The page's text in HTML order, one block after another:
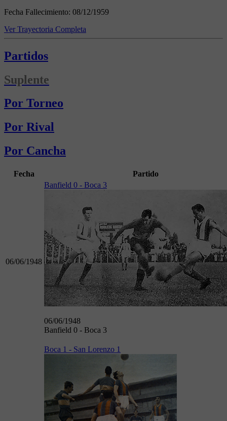
Fecha Fallecimiento: 08/12/1959
Ver Trayectoria Completa
Partidos
Suplente
Por Torneo
Por Rival
Por Cancha
Fecha Partido
06/06/1948
Banfield 0 - Boca 3
06/06/1948
Banfield 0 - Boca 3
Boca 1 - San Lorenzo 1